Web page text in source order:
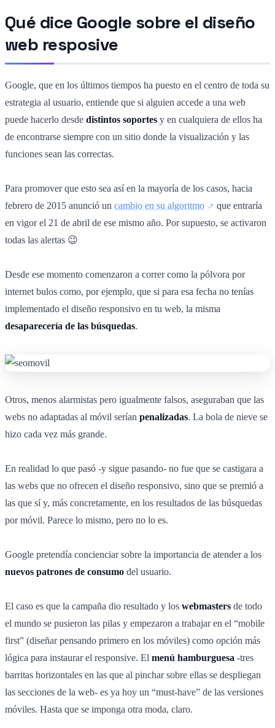
Qué dice Google sobre el diseño
web resposive
Google, que en los últimos tiempos ha puesto en el centro de toda su
estrategia al usuario, entiende que si alguien accede a una web
puede hacerlo desde distintos soportes y en cualquiera de ellos ha
de encontrarse siempre con un sitio donde la visualización y las
funciones sean las correctas.
Para promover que esto sea así en la mayoría de los casos, hacia
febrero de 2015 anunció un cambio en su algoritmo
que entraría
en vigor el 21 de abril de ese mismo año. Por supuesto, se activaron
todas las alertas 😉
Desde ese momento comenzaron a correr como la pólvora por
internet bulos como, por ejemplo, que si para esa fecha no tenías
implementado el diseño responsivo en tu web, la misma
desaparecería de las búsquedas.
Otros, menos alarmistas pero igualmente falsos, aseguraban que las
webs no adaptadas al móvil serían penalizadas. La bola de nieve se
hizo cada vez más grande.
En realidad lo que pasó -y sigue pasando- no fue que se castigara a
las webs que no ofrecen el diseño responsivo, sino que se premió a
las que sí y, más concretamente, en los resultados de las búsquedas
por móvil. Parece lo mismo, pero no lo es.
Google pretendía concienciar sobre la importancia de atender a los
nuevos patrones de consumo del usuario.
El caso es que la campaña dio resultado y los webmasters de todo
el mundo se pusieron las pilas y empezaron a trabajar en el “mobile
first” (diseñar pensando primero en los móviles) como opción más
lógica para instaurar el responsive. El menú hamburguesa -tres
barritas horizontales en las que al pinchar sobre ellas se despliegan
las secciones de la web- es ya hoy un “must-have” de las versiones
móviles. Hasta que se imponga otra moda, claro.